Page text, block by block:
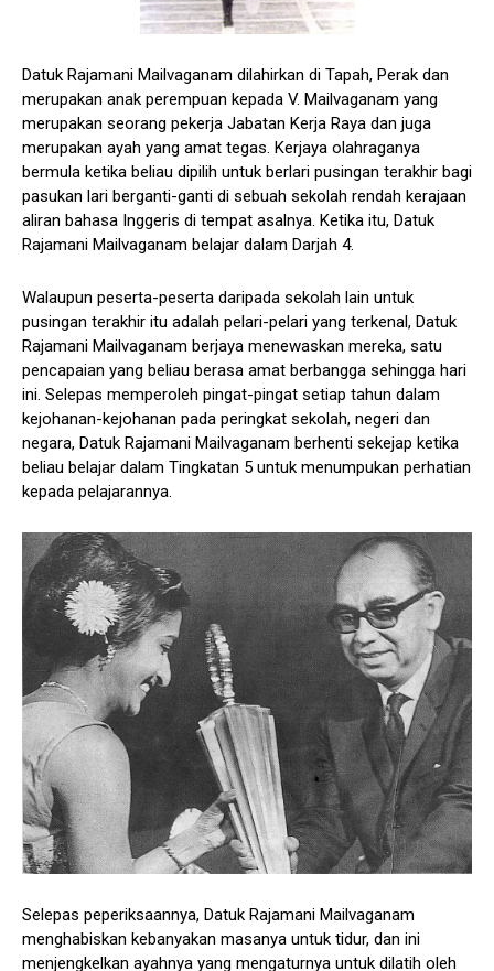
Datuk Rajamani Mailvaganam dilahirkan di Tapah, Perak dan
merupakan anak perempuan kepada V. Mailvaganam yang
merupakan seorang pekerja Jabatan Kerja Raya dan juga
merupakan ayah yang amat tegas. Kerjaya olahraganya
bermula ketika beliau dipilih untuk berlari pusingan terakhir bagi
pasukan lari berganti-ganti di sebuah sekolah rendah kerajaan
aliran bahasa Inggeris di tempat asalnya. Ketika itu, Datuk
Rajamani Mailvaganam belajar dalam Darjah 4.
Walaupun peserta-peserta daripada sekolah lain untuk
pusingan terakhir itu adalah pelari-pelari yang terkenal, Datuk
Rajamani Mailvaganam berjaya menewaskan mereka, satu
pencapaian yang beliau berasa amat berbangga sehingga hari
ini. Selepas memperoleh pingat-pingat setiap tahun dalam
kejohanan-kejohanan pada peringkat sekolah, negeri dan
negara, Datuk Rajamani Mailvaganam berhenti sekejap ketika
beliau belajar dalam Tingkatan 5 untuk menumpukan perhatian
kepada pelajarannya.
Selepas peperiksaannya, Datuk Rajamani Mailvaganam
menghabiskan kebanyakan masanya untuk tidur, dan ini
menjengkelkan ayahnya yang mengaturnya untuk dilatih oleh